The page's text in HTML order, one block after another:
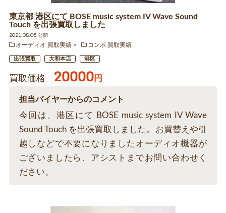
東京都 港区にて BOSE music system IV Wave Sound
Touch を出張買取しました
2021.05.06 公開
オーディオ 買取実績
コンポ 買取実績
出張買取 大和本店 港区
買取価格 20000円
担当バイヤーからのコメント
今回は、港区にて BOSE music system IV Wave
Sound Touch を出張買取しました。お買替えや引
越しなどで不要になりましたオーディオ機器が
ございましたら、アシストまでお問い合わせく
ださい。